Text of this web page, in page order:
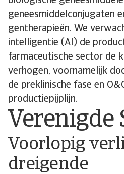
geneesmiddelconjugaten
gentherapieën. We
intelligentie (AI) de
farmaceutische sector de
verhogen, voornamelijk
de preklinische fase en
productiepijplijn.
Verenigde
Voorlopig
dreigende